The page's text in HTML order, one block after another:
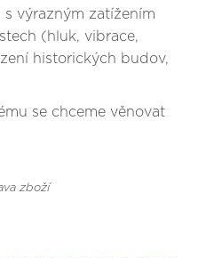
výrazným zatížením
(hluk, vibrace,
historických budov,
se chceme věnovat
zboží